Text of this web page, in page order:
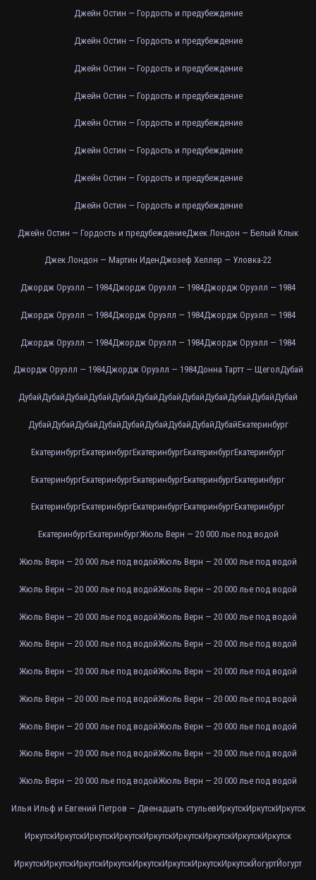
Джейн Остин — Гордость и предубеждение
Джейн Остин — Гордость и предубеждение
Джейн Остин — Гордость и предубеждение
Джейн Остин — Гордость и предубеждение
Джейн Остин — Гордость и предубеждение
Джейн Остин — Гордость и предубеждение
Джейн Остин — Гордость и предубеждение
Джейн Остин — Гордость и предубеждение
Джейн Остин — Гордость и предубеждениеДжек Лондон — Белый Клык
Джек Лондон — Мартин ИденДжозеф Хеллер — Уловка-22
Джордж Оруэлл — 1984Джордж Оруэлл — 1984Джордж Оруэлл — 1984
Джордж Оруэлл — 1984Джордж Оруэлл — 1984Джордж Оруэлл — 1984
Джордж Оруэлл — 1984Джордж Оруэлл — 1984Джордж Оруэлл — 1984
Джордж Оруэлл — 1984Джордж Оруэлл — 1984Донна Тартт — ЩеголДубай
ДубайДубайДубайДубайДубайДубайДубайДубайДубайДубайДубайДубай
ДубайДубайДубайДубайДубайДубайДубайДубайДубайЕкатеринбург
ЕкатеринбургЕкатеринбургЕкатеринбургЕкатеринбургЕкатеринбург
ЕкатеринбургЕкатеринбургЕкатеринбургЕкатеринбургЕкатеринбург
ЕкатеринбургЕкатеринбургЕкатеринбургЕкатеринбургЕкатеринбург
ЕкатеринбургЕкатеринбургЖюль Верн — 20 000 лье под водой
Жюль Верн — 20 000 лье под водойЖюль Верн — 20 000 лье под водой
Жюль Верн — 20 000 лье под водойЖюль Верн — 20 000 лье под водой
Жюль Верн — 20 000 лье под водойЖюль Верн — 20 000 лье под водой
Жюль Верн — 20 000 лье под водойЖюль Верн — 20 000 лье под водой
Жюль Верн — 20 000 лье под водойЖюль Верн — 20 000 лье под водой
Жюль Верн — 20 000 лье под водойЖюль Верн — 20 000 лье под водой
Жюль Верн — 20 000 лье под водойЖюль Верн — 20 000 лье под водой
Жюль Верн — 20 000 лье под водойЖюль Верн — 20 000 лье под водой
Жюль Верн — 20 000 лье под водойЖюль Верн — 20 000 лье под водой
Илья Ильф и Евгений Петров — Двенадцать стульевИркутскИркутскИркутск
ИркутскИркутскИркутскИркутскИркутскИркутскИркутскИркутскИркутск
ИркутскИркутскИркутскИркутскИркутскИркутскИркутскИркутскЙогуртЙогурт